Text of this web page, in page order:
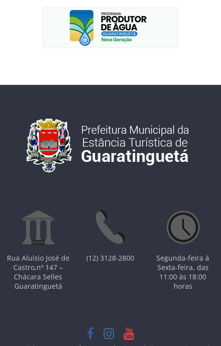
Rua Aluísio José de
Castro,nº 147 –
Chácara Selles
Guaratinguetá
(12) 3128-2800
Segunda-feira à
Sexta-feira, das
11:00 às 18:00
horas